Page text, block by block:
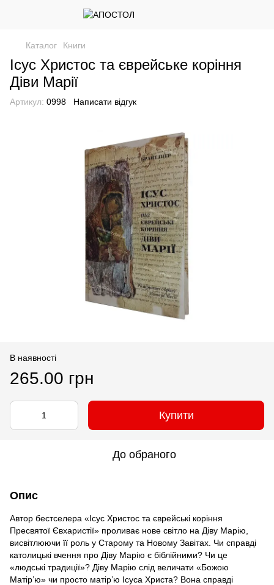
Каталог Книги
Ісус Христос та єврейське коріння
Діви Марії
Артикул: 0998 Написати відгук
В наявності
265.00 грн
Купити
До обраного
Опис
Автор бестселера «Ісус Христос та єврейські коріння
Пресвятої Євхаристії» проливає нове світло на Діву Марію,
висвітлюючи її роль у Старому та Новому Завітах. Чи справді
католицькі вчення про Діву Марію є біблійними? Чи це
«людські традиції»? Діву Марію слід величати «Божою
Матір’ю» чи просто матір’ю Ісуса Христа? Вона справді